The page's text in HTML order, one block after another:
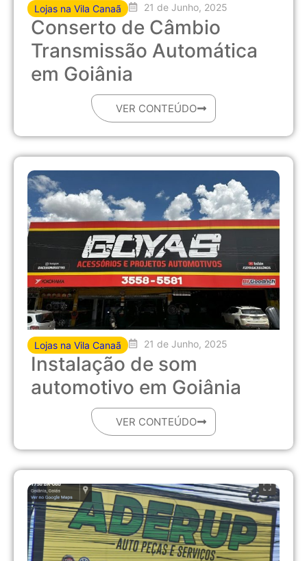
Lojas na Vila Canaã 21 de Junho, 2025
Conserto de Câmbio
Transmissão Automática
em Goiânia
VER CONTEÚDO
Lojas na Vila Canaã 21 de Junho, 2025
Instalação de som
automotivo em Goiânia
VER CONTEÚDO